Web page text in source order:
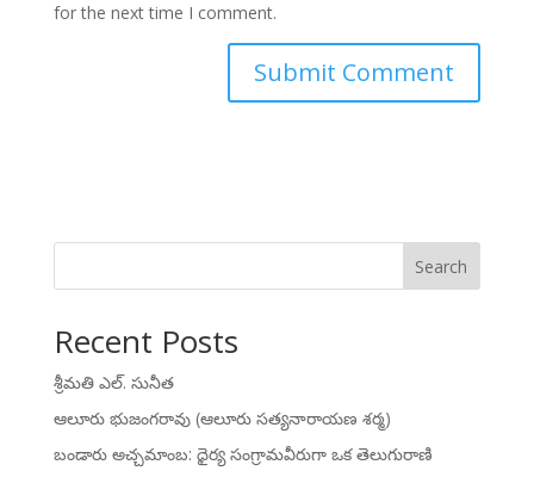
for the next time I comment.
Search
Recent Posts
శ్రీమతి ఎల్. సునీత
ఆలూరు భుజంగరావు (ఆలూరు సత్యనారాయణ శర్మ)
బండారు అచ్చమాంబ: ధైర్య సంగ్రామవీరుగా ఒక తెలుగురాణి